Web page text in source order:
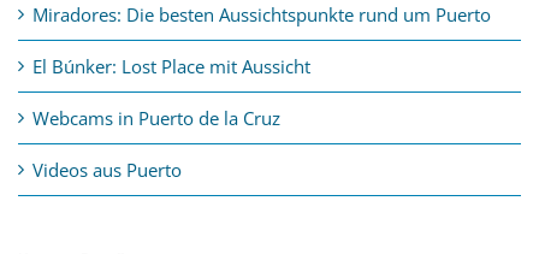
Miradores: Die besten Aussichtspunkte rund um Puerto
El Búnker: Lost Place mit Aussicht
Webcams in Puerto de la Cruz
Videos aus Puerto